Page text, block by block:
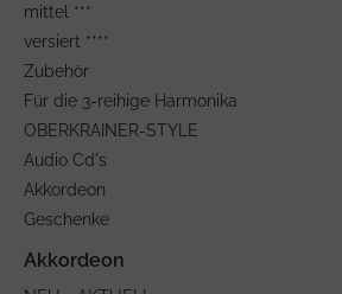
mittel ***
versiert ****
Zubehör
Für die 3-reihige Harmonika
OBERKRAINER-STYLE
Audio Cd's
Akkordeon
Geschenke